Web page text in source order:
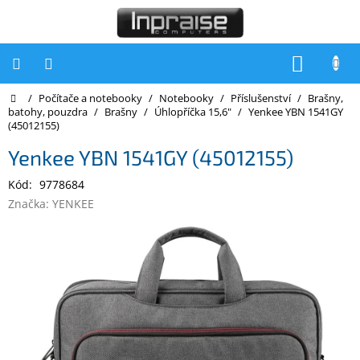
Počítače
Počítače
Tiskárny
Oblíbené
Domů
/ Počítače a notebooky / Notebooky / Příslušenství / Brašny,
batohy, pouzdra / Brašny / Úhlopříčka 15,6" / Yenkee YBN 1541GY
(45012155)
Yenkee YBN 1541GY (45012155)
Kód: 9778684
Značka: YENKEE